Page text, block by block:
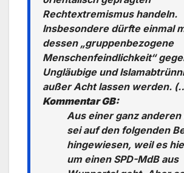
Rechtextremismus handeln.
Insbesondere dürfte einmal
dessen „gruppenbezogene
Menschenfeindlichkeit“
Ungläubige und
außer Acht lassen werden.
Kommentar GB:
Aus einer ganz anderen
sei auf den folgenden
hingewiesen, weil es
um einen SPD-MdB aus